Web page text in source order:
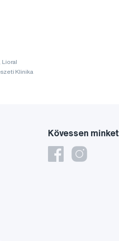
Lioral
Klinika
Kövessen minket